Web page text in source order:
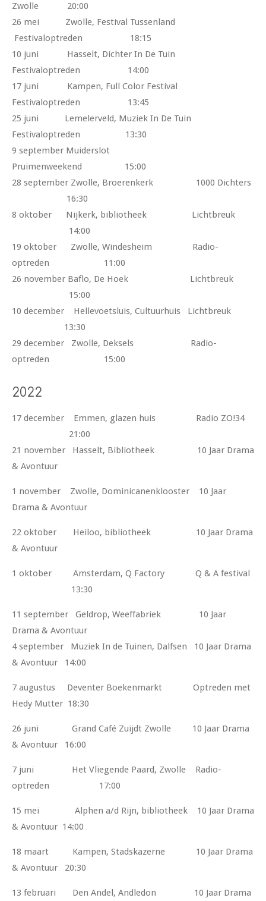
Zwolle 20:00
26 mei Zwolle, Festival Tussenland
Festivaloptreden 18:15
10 juni Hasselt, Dichter In De Tuin
Festivaloptreden 14:00
17 juni Kampen, Full Color Festival
Festivaloptreden 13:45
25 juni Lemelerveld, Muziek In De Tuin
Festivaloptreden 13:30
9 september Muiderslot
Pruimenweekend 15:00
28 september Zwolle, Broerenkerk 1000 Dichters
16:30
8 oktober Nijkerk, bibliotheek Lichtbreuk
14:00
19 oktober Zwolle, Windesheim Radio-
optreden 11:00
26 november Baflo, De Hoek Lichtbreuk
15:00
10 december Hellevoetsluis, Cultuurhuis Lichtbreuk
13:30
29 december Zwolle, Deksels Radio-
optreden 15:00
2022
17 december Emmen, glazen huis Radio ZO!34
21:00
21 november Hasselt, Bibliotheek 10 Jaar Drama
& Avontuur
1 november Zwolle, Dominicanenklooster 10 Jaar
Drama & Avontuur
22 oktober Heiloo, bibliotheek 10 Jaar Drama
& Avontuur
1 oktober Amsterdam, Q Factory Q & A festival
13:30
11 september Geldrop, Weeffabriek 10 Jaar
Drama & Avontuur
4 september Muziek In de Tuinen, Dalfsen 10 Jaar Drama
& Avontuur 14:00
7 augustus Deventer Boekenmarkt Optreden met
Hedy Mutter 18:30
26 juni Grand Café Zuijdt Zwolle 10 Jaar Drama
& Avontuur 16:00
7 juni Het Vliegende Paard, Zwolle Radio-
optreden 17:00
15 mei Alphen a/d Rijn, bibliotheek 10 Jaar Drama
& Avontuur 14:00
18 maart Kampen, Stadskazerne 10 Jaar Drama
& Avontuur 20:30
13 februari Den Andel, Andledon 10 Jaar Drama